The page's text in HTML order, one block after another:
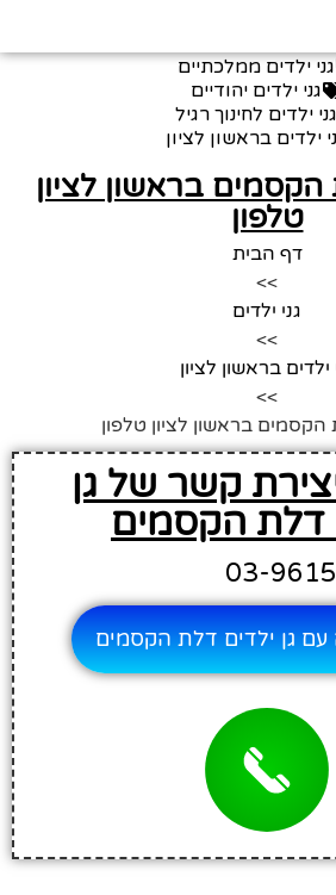
ילדים ממלכתיים
גני ילדים יהודיים
ילדים לחינוך רגיל
ילדים בראשון לציון
הקסמים בראשון לציון
טלפון
דף הבית
>>
גני ילדים
>>
ילדים בראשון לציון
>>
הקסמים בראשון לציון טלפון
קשר של גן
דלת הקסמים
גן ילדים דלת הקסמים